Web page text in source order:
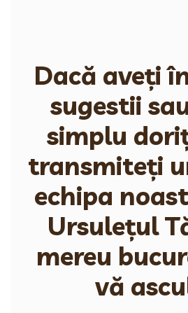
Dacă aveți
sugestii
simplu
transmiteți
echipa
Ursulețul
mereu
vă